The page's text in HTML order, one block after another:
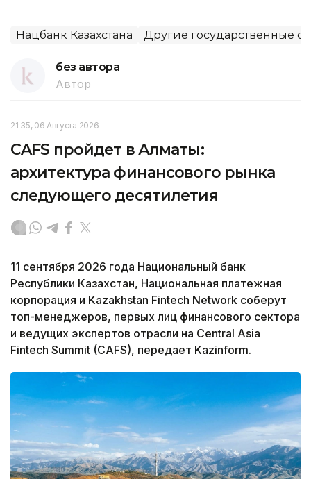
Нацбанк Казахстана Другие государственные
без автора
Автор
21:35, 06 Августа 2026
CAFS пройдет в Алматы:
архитектура финансового рынка
следующего десятилетия
11 сентября 2026 года Национальный банк
Республики Казахстан, Национальная платежная
корпорация и Kazakhstan Fintech Network соберут
топ-менеджеров, первых лиц финансового сектора
и ведущих экспертов отрасли на Central Asia
Fintech Summit (CAFS), передает Kazinform.